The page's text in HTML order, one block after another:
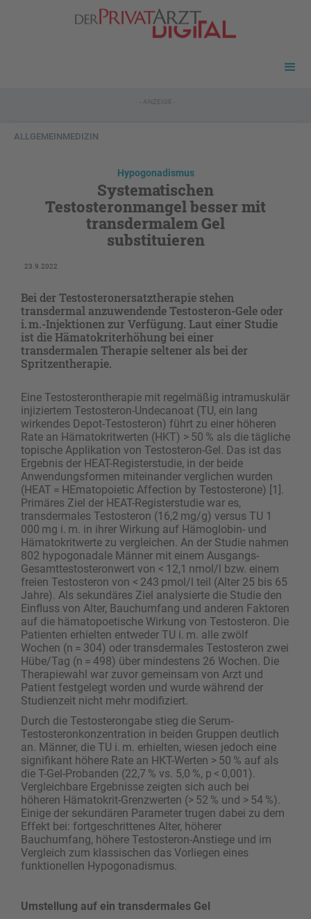
- ANZEIGE -
ALLGEMEINMEDIZIN
Hypogonadismus
Systematischen
Testosteronmangel besser mit
transdermalem Gel
substituieren
23.9.2022
Bei der Testosteronersatztherapie stehen
transdermal anzuwendende Testosteron-Gele oder
i. m.-Injektionen zur Verfügung. Laut einer Studie
ist die Hämatokrit­erhöhung bei einer
transdermalen Therapie seltener als bei der
Spritzentherapie.
Eine Testosterontherapie mit regelmäßig intramuskulär
injiziertem Testosteron-Undecanoat (TU, ein lang
wirkendes Depot-Testosteron) führt zu einer höheren
Rate an Hämatokritwerten (HKT) > 50 % als die tägliche
topische Applikation von Testosteron-Gel. Das ist das
Ergebnis der HEAT-Registerstudie, in der beide
Anwendungsformen miteinander verglichen wurden
(HEAT = HEmatopoietic Affection by Testosterone) [1].
Primäres Ziel der HEAT-Registerstudie war es,
transdermales Testosteron (16,2 mg/g) versus TU 1
000 mg i. m. in ihrer Wirkung auf Hämoglobin- und
Hämatokritwerte zu vergleichen. An der Studie nahmen
802 hypogonadale Männer mit einem Ausgangs-
Gesamttestosteronwert von < 12,1 nmol/l bzw. einem
freien Testosteron von < 243 pmol/l teil (Alter 25 bis 65
Jahre). Als sekundäres Ziel analysierte die Studie den
Einfluss von Alter, Bauchumfang und anderen Faktoren
auf die hämatopoetische Wirkung von Testosteron. Die
Patienten erhielten entweder TU i. m. alle zwölf
Wochen (n = 304) oder transdermales Testosteron zwei
Hübe/Tag (n = 498) über mindestens 26 Wochen. Die
Therapiewahl war zuvor gemeinsam von Arzt und
Patient festgelegt worden und wurde während der
Studienzeit nicht mehr modifiziert.
Durch die Testosterongabe stieg die Serum-
Testosteronkonzentration in beiden Gruppen deutlich
an. Männer, die TU i. m. erhielten, wiesen jedoch eine
signifikant höhere Rate an HKT-Werten > 50 % auf als
die T-Gel-Probanden (22,7 % vs. 5,0 %, p < 0,001).
Vergleichbare Ergebnisse zeigten sich auch bei
höheren Hämatokrit-Grenzwerten (> 52 % und > 54 %).
Einige der sekun­dären Parameter trugen dabei zu dem
Effekt bei: fortgeschrittenes Alter, höherer
Bauchumfang, höhere Testosteron-Anstiege und im
Vergleich zum klassischen das Vorliegen eines
funktionellen Hypogonadismus.
Umstellung auf ein transdermales Gel